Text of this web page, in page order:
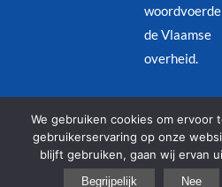
de Vlaamse
overheid.
Juridische kennisgeving
© Copyright 2026 – Alle rechten
Redjinn
We gebruiken cookies om ervoor
gebruikerservaring op onze
blijft gebruiken, gaan wij ervan
Begrijpelijk Nee